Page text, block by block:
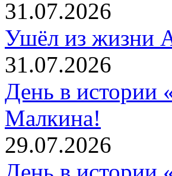
31.07.2026
Ушёл из жизни
31.07.2026
День в истории
Малкина!
29.07.2026